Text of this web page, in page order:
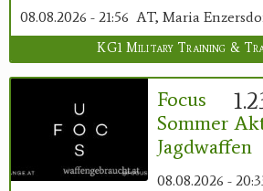
08.08.2026 - 21:56 AT, Maria
KG1 Military Training &
Focus
Sommer
Jagdwaffen
08.08.2026 -